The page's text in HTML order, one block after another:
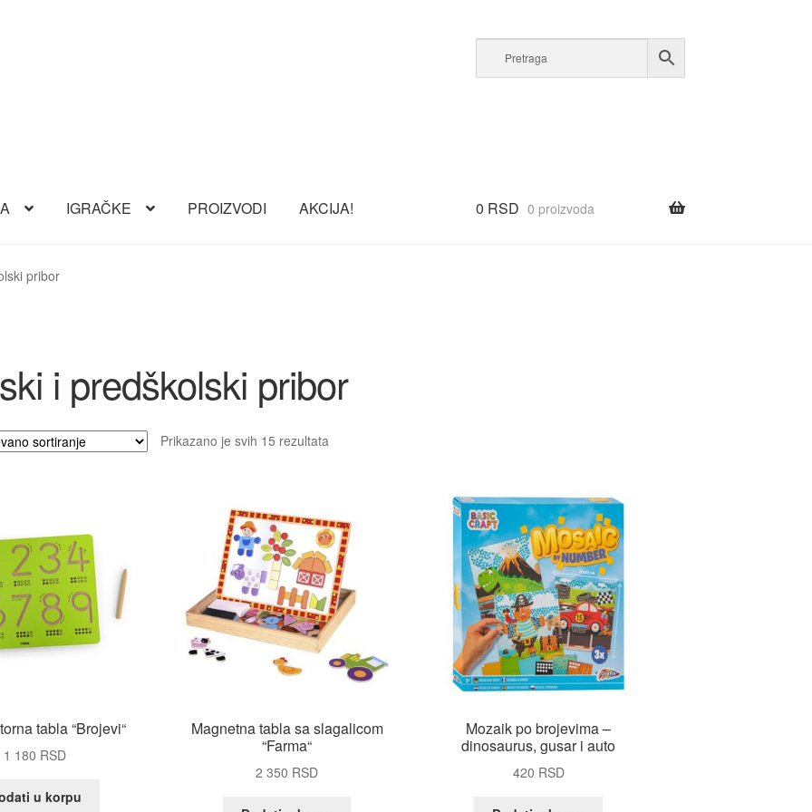
IGRAČKE PROIZVODI AKCIJA! 0 RSD 0 proizvoda
pribor
i predškolski pribor
Prikazano je svih 15 rezultata
tabla “Brojevi“
1 180 RSD
u korpu
Magnetna tabla sa slagalicom
“Farma“
2 350 RSD
Mozaik po brojevima –
dinosaurus, gusar i auto
420 RSD